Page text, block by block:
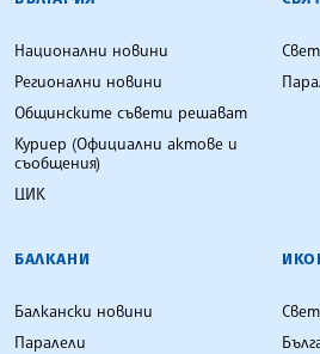
Национални новини
Регионални новини
Общинските съвети решават
Куриер (Официални актове и
съобщения)
ЦИК
БАЛКАНИ
Балкански новини
Паралели